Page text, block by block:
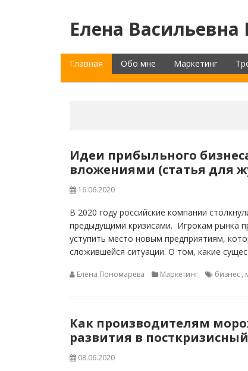
Елена
Главная Обо мне Маркетинг
Идеи прибыльного
вложениями (статья для
16.06.2020
В 2020 году российские компании
предыдущими кризисами. Игрокам рынка
уступить место новым предприятиям,
сложившейся ситуации. О том, какие
Елена Пономарева Маркетинг бизнес,
Как производителям
развития в
08.06.2020